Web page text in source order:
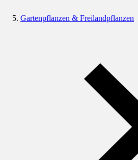
Gartenpflanzen & Freilandpflanzen